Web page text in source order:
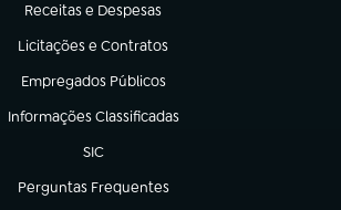
Receitas e Despesas
(abre em nova aba)
Licitações e Contratos
(abre em nova aba)
Empregados Públicos
(abre em nova aba)
Informações Classificadas
(abre em nova aba)
SIC
(abre em nova aba)
Perguntas Frequentes
(abre em nova aba)